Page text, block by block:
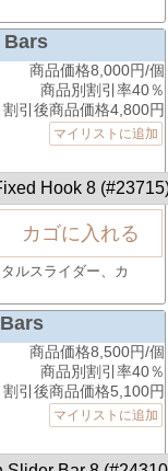
Bars
商品価格8,000円/個
商品別割引率40％
割引後商品価格4,800円
マイリストに追加
ルスライダー、カ
商品価格8,500円/個
商品別割引率40％
割引後商品価格5,100円
マイリストに追加